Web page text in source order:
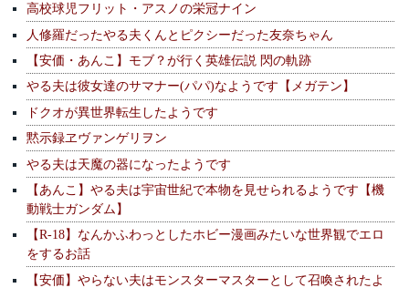
高校球児フリット・アスノの栄冠ナイン
人修羅だったやる夫くんとピクシーだった友奈ちゃん
【安価・あんこ】モブ？が行く英雄伝説 閃の軌跡
やる夫は彼女達のサマナー(パパ)なようです【メガテン】
ドクオが異世界転生したようです
黙示録ヱヴァンゲリヲン
やる夫は天魔の器になったようです
【あんこ】やる夫は宇宙世紀で本物を見せられるようです【機
動戦士ガンダム】
【R-18】なんかふわっとしたホビー漫画みたいな世界観でエロ
をするお話
【安価】やらない夫はモンスターマスターとして召喚されたよ